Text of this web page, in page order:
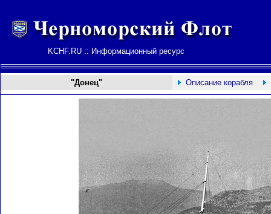
KCHF.RU :: Информационный ресурс
"Донец" Описание корабля